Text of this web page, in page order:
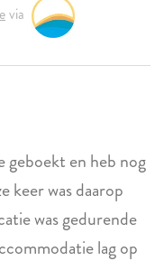
via
geboekt en heb nog
keer was daarop
was gedurende
lag op